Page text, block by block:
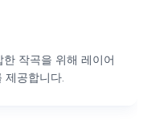
작곡을 위해 레이어
제공합니다.